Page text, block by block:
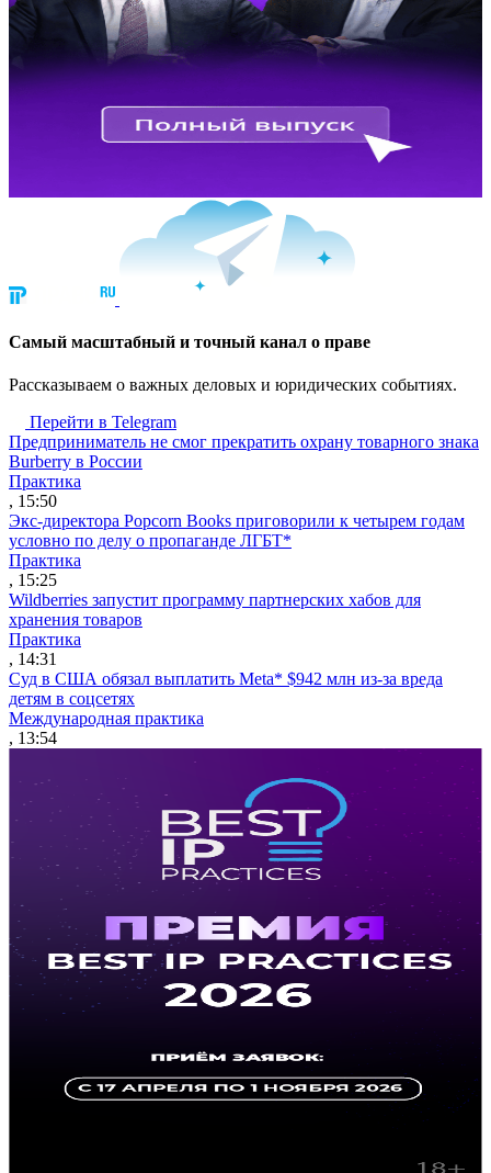
Cамый масштабный и точный канал о праве
Рассказываем о важных деловых и юридических событиях.
Перейти в Telegram
Предприниматель не смог прекратить охрану товарного знака
Burberry в России
Практика
, 15:50
Экс-директора Popcorn Books приговорили к четырем годам
условно по делу о пропаганде ЛГБТ*
Практика
, 15:25
Wildberries запустит программу партнерских хабов для
хранения товаров
Практика
, 14:31
Суд в США обязал выплатить Meta* $942 млн из-за вреда
детям в соцсетях
Международная практика
, 13:54